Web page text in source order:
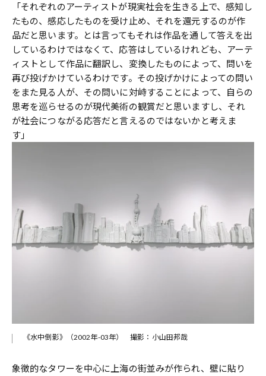
「それぞれのアーティストが現実社会を生きる上で、感知し
たもの、感応したものを受け止め、それを還元するのが作
品だと思います。とは言ってもそれは作品を通して答えを出
しているわけではなくて、応答はしているけれども、アーテ
ィストとして作品に翻訳し、変換したものによって、問いを
再び投げかけているわけです。その投げかけによっての問い
をまた見る人が、その問いに対峙することによって、自らの
思考を巡らせるのが現代美術の観賞だと思いますし、それ
が社会につながる応答だと言えるのではないかと考えま
す」
《水中倒影》（2002年-03年） 撮影：小山田邦哉
象徴的なタワーを中心に上海の街並みが作られ、壁に貼り